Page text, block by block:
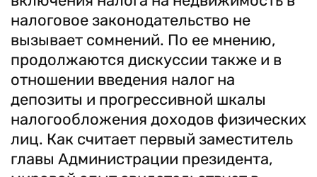
налоговое законодательство не
вызывает сомнений. По ее мнению,
продолжаются дискуссии также и в
отношении введения налог на
депозиты и прогрессивной шкалы
налогообложения доходов физических
лиц. Как считает первый заместитель
главы Администрации президента,